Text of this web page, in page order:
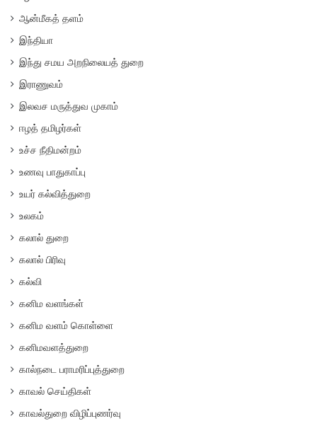
ஆன்மீகத் தளம்
இந்தியா
இந்து சமய அறநிலையத் துறை
இராணுவம்
இலவச மருத்துவ முகாம்
ஈழத் தமிழர்கள்
உச்ச நீதிமன்றம்
உணவு பாதுகாப்பு
உயர் கல்வித்துறை
உலகம்
கலால் துறை
கலால் பிரிவு
கல்வி
கனிம வளங்கள்
கனிம வளம் கொள்ளை
கனிமவளத்துறை
கால்நடை பராமரிப்புத்துறை
காவல் செய்திகள்
காவல்துறை விழிப்புணர்வு